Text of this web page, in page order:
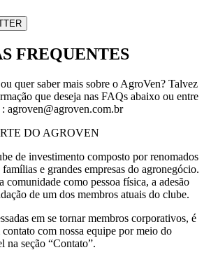
FREQUENTES
quer saber mais sobre o AgroVen? Talvez
que deseja nas FAQs abaixo ou entre
agroven@agroven.com.br
DO AGROVEN
de investimento composto por renomados
e grandes empresas do agronegócio.
comunidade como pessoa física, a adesão
de um dos membros atuais do clube.
em se tornar membros corporativos, é
contato com nossa equipe por meio do
seção “Contato”.